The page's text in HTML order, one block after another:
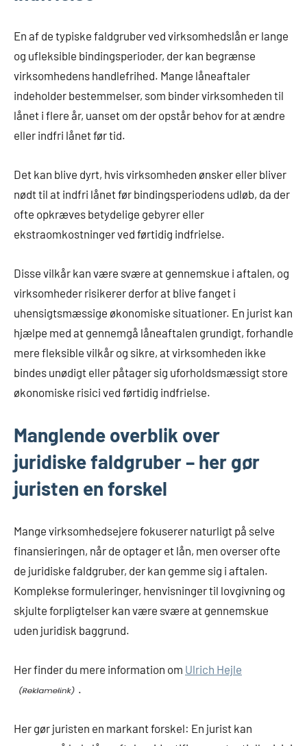
En af de typiske faldgruber ved virksomhedslån er lange
og ufleksible bindingsperioder, der kan begrænse
virksomhedens handlefrihed. Mange låneaftaler
indeholder bestemmelser, som binder virksomheden til
lånet i flere år, uanset om der opstår behov for at ændre
eller indfri lånet før tid.
Det kan blive dyrt, hvis virksomheden ønsker eller bliver
nødt til at indfri lånet før bindingsperiodens udløb, da der
ofte opkræves betydelige gebyrer eller
ekstraomkostninger ved førtidig indfrielse.
Disse vilkår kan være svære at gennemskue i aftalen, og
virksomheder risikerer derfor at blive fanget i
uhensigtsmæssige økonomiske situationer. En jurist kan
hjælpe med at gennemgå låneaftalen grundigt, forhandle
mere fleksible vilkår og sikre, at virksomheden ikke
bindes unødigt eller påtager sig uforholdsmæssigt store
økonomiske risici ved førtidig indfrielse.
Manglende overblik over
juridiske faldgruber – her gør
juristen en forskel
Mange virksomhedsejere fokuserer naturligt på selve
finansieringen, når de optager et lån, men overser ofte
de juridiske faldgruber, der kan gemme sig i aftalen.
Komplekse formuleringer, henvisninger til lovgivning og
skjulte forpligtelser kan være svære at gennemskue
uden juridisk baggrund.
Her finder du mere information om Ulrich Hejle
.
Her gør juristen en markant forskel: En jurist kan